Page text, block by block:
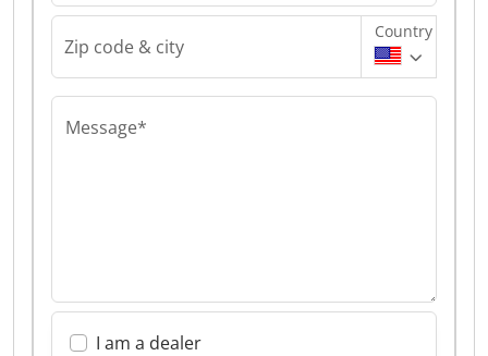
Zip code & city
Country
Message*
I am a dealer